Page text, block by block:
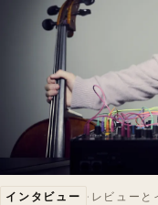
インタビュー · レビューと